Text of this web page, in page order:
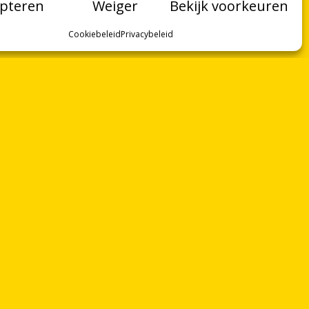
Weiger Bekijk voorkeuren
CookiebeleidPrivacybeleid